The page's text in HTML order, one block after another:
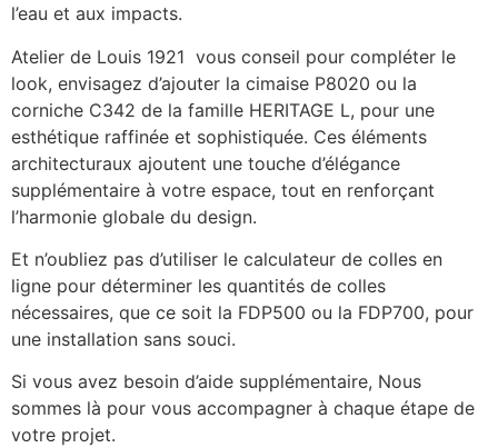
l’eau et aux impacts.
Atelier de Louis 1921 vous conseil pour compléter le
look, envisagez d’ajouter la cimaise P8020 ou la
corniche C342 de la famille HERITAGE L, pour une
esthétique raffinée et sophistiquée. Ces éléments
architecturaux ajoutent une touche d’élégance
supplémentaire à votre espace, tout en renforçant
l’harmonie globale du design.
Et n’oubliez pas d’utiliser le calculateur de colles en
ligne pour déterminer les quantités de colles
nécessaires, que ce soit la FDP500 ou la FDP700, pour
une installation sans souci.
Si vous avez besoin d’aide supplémentaire, Nous
sommes là pour vous accompagner à chaque étape de
votre projet.